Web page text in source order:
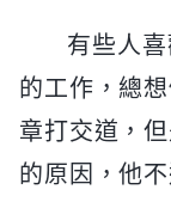
有些人
的工作，總
章打交道，
的原因，他